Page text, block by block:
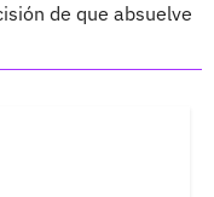
de que absuelve